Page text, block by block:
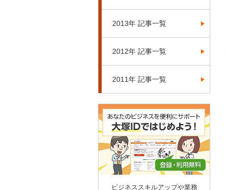
2013年 記事一覧
2012年 記事一覧
2011年 記事一覧
ビジネススキルアップや業務